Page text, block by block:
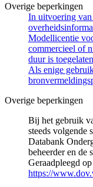
Overige beperkingen
In uitvoering van
Modellicentie
commercieel of
duur is
Als enige
Overige beperkingen
Bij het gebruik
steeds volgende
Databank
beheerder en de
Geraadpleegd
https://